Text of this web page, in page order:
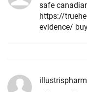
safe
https://
evidence/